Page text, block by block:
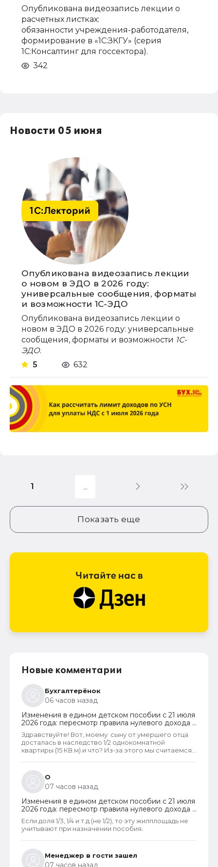
Опубликована видеозапись лекции о
расчетных листках:
обязанности учреждения-работодателя,
формирование в «1С:ЗКГУ» (серия
1С:Консалтинг для госсектора).
342
Новости 05 июня
Опубликована видеозапись лекции
о новом в ЭДО в 2026 году:
универсальные сообщения, форматы
и возможности 1С-ЭДО
Опубликована видеозапись лекции о
новом в ЭДО в 2026 году: универсальные
сообщения, форматы и возможности 1С-
ЭДО.
5
632
Показать еще
1
Новые комментарии
Бухгалтерёнок
06 часов назад
Изменения в едином детском пособии с 21 июля
2026 года: пересмотр правила нулевого дохода и
новый порядок оформления пособий по месту
пребывания
Здравствуйте! Вот, моему сыну от умершего отца
досталась в наследство 1/2 однокомнатной
квартиры (15 КВ.м) и что? Из-за этого мы считаемся
наследства играют роль.
О
07 часов назад
Изменения в едином детском пособии с 21 июля
2026 года: пересмотр правила нулевого дохода и
новый порядок оформления пособий по месту
пребывания
Если доля 1/3, 1/4 и т.д (не 1/2), то эту жилплощадь не
учитывают при назначении пособия.
Менеджер в гости зашел
07 часов назад